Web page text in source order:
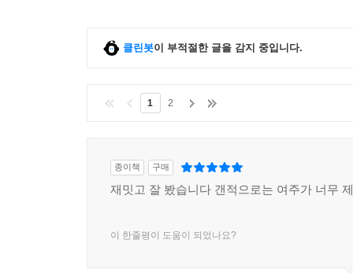
클린봇이 부적절한 글을 감지 중입니다.
1 2
종이책 구매
재밋고 잘 봤습니다 갠적으로는 여주가 너무
이 한줄평이 도움이 되었나요?